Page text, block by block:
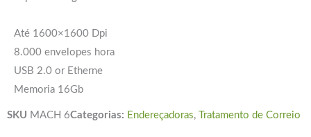
Até 1600×1600 Dpi
8.000 envelopes hora
USB 2.0 or Etherne
Memoria 16Gb
SKU MACH 6Categorias: Endereçadoras, Tratamento de Correio